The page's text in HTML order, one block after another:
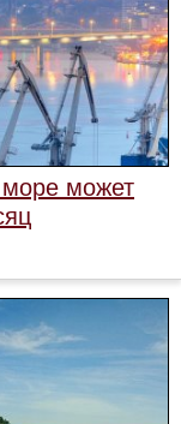
море может